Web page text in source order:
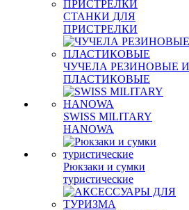
СТАНКИ ДЛЯ
ПРИСТРЕЛКИ
ЧУЧЕЛА РЕЗИНОВЫЕ И
ПЛАСТИКОВЫЕ
SWISS MILITARY
HANOWA
Рюкзаки и сумки
туристические